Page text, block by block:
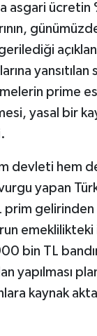
asgari ücretin
yansıtılan
prime
yasal bir
devleti hem de
yapan
prim gelirinden
bin TL
yapılması
kaynak